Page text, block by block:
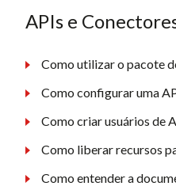
APIs e
Como utilizar o pacote
Como configurar uma
Como criar usuários de
Como liberar recursos
Como entender a